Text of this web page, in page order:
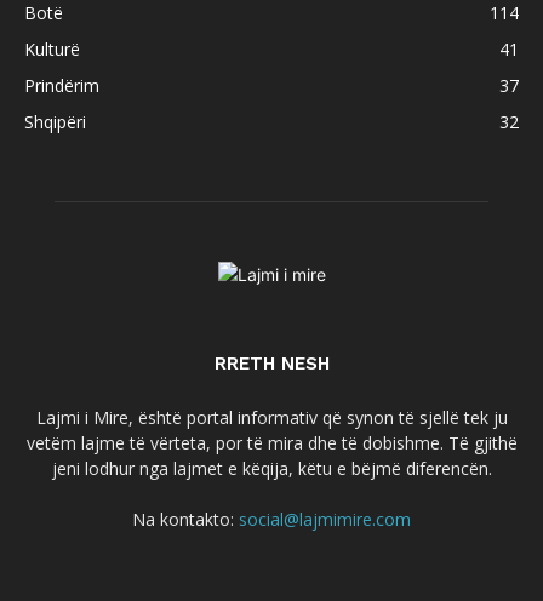
Botë
114
Kulturë
41
Prindërim
37
Shqipëri
32
RRETH NESH
Lajmi i Mire, është portal informativ që synon të sjellë tek ju
vetëm lajme të vërteta, por të mira dhe të dobishme. Të gjithë
jeni lodhur nga lajmet e këqija, këtu e bëjmë diferencën.
Na kontakto: social@lajmimire.com